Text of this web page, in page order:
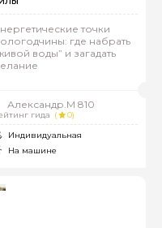
точки
где набрать
воды” и загадать
Александр.М 810
гида (
0)
Индивидуальная
На машине